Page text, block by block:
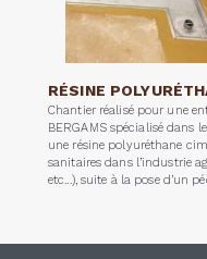
RÉSINE
Chantier réalisé pour une
BERGAMS spécialisé dans
une résine polyuréthane
sanitaires dans l’industrie
etc...), suite à la pose d’un